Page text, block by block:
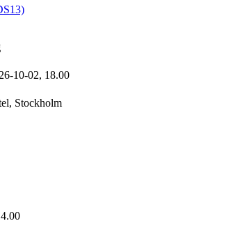
10-02, 18.00
Stockholm